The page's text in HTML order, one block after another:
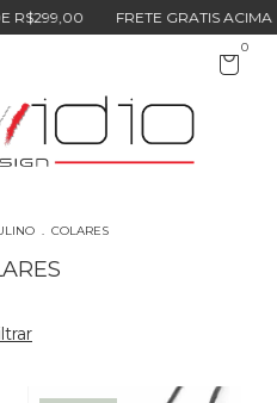
FRETE GRATIS ACIMA DE
0
. COLARES